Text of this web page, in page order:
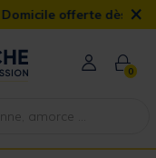
dès 90€ ×
0